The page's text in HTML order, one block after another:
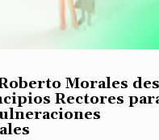
Morales
Rectores